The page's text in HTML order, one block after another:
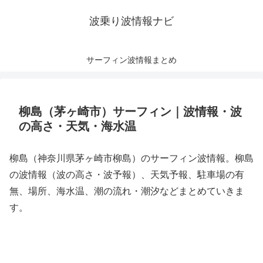
波乗り波情報ナビ
サーフィン波情報まとめ
柳島（茅ヶ崎市）サーフィン｜波情報・波
の高さ・天気・海水温
柳島（神奈川県茅ヶ崎市柳島）のサーフィン波情報。柳島
の波情報（波の高さ・波予報）、天気予報、駐車場の有
無、場所、海水温、潮の流れ・潮汐などまとめていきま
す。